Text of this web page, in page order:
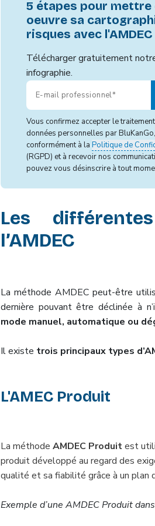
5 étapes pour mettre
oeuvre sa
risques avec l'AMDEC
Télécharger gratuitement
infographie.
Vous confirmez accepter le
données personnelles par BluKanGo,
conformément à la Politique de
(RGPD) et à recevoir nos
pouvez vous désinscrire à tout
Les
l’AMDEC
La méthode AMDEC peut-être
dernière pouvant être déclinée à
mode manuel, automatique ou
Il existe trois principaux types
L'AMEC Produit
La méthode AMDEC Produitest
produit développé au regard des
qualité et sa fiabilité grâce à un plan
Exemple d’une AMDEC Produit